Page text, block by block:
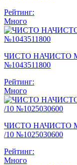
Рейтинг:
Много
ЧИСТО НАЧИСТО
№1043511800
Рейтинг:
Много
ЧИСТО НАЧИСТО
/10 №1025030600
Рейтинг:
Много